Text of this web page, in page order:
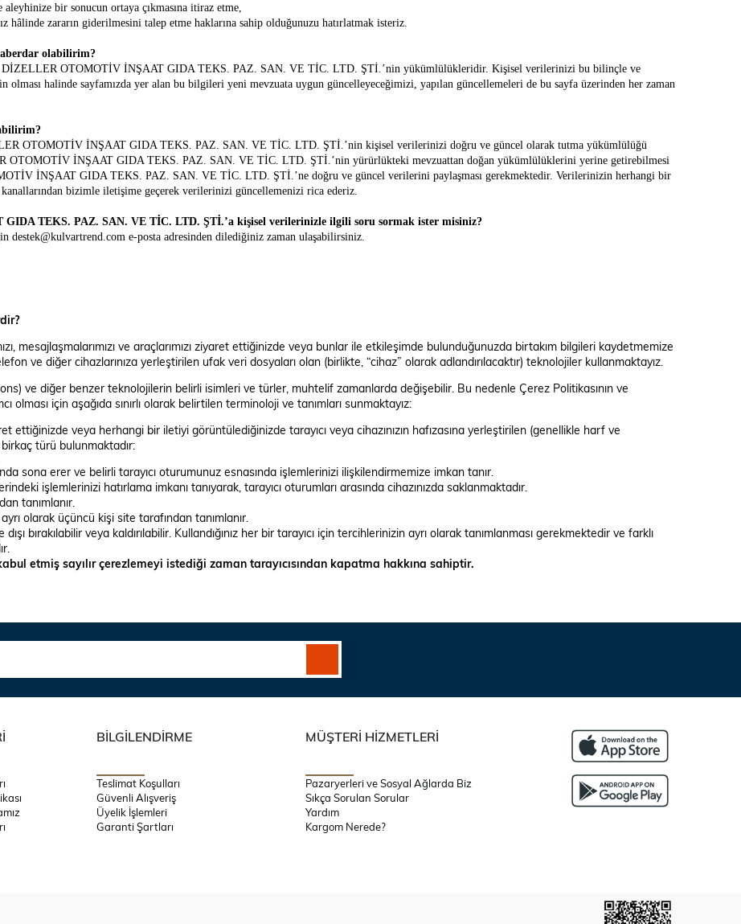
bir sonucun ortaya çıkmasına itiraz etme,
hâlinde zararın giderilmesini talep etme haklarına sahip olduğunuzu hatırlatmak isteriz.
olabilirim?
DİZELLER OTOMOTİV İNŞAAT GIDA TEKS. PAZ. SAN. VE TİC. LTD. ŞTİ.’nin yükümlülükleridir. Kişisel verilerinizi bu bilinçle ve
halinde sayfamızda yer alan bu bilgileri yeni mevzuata uygun güncelleyeceğimizi, yapılan güncellemeleri de bu sayfa üzerinden her zaman
OTOMOTİV İNŞAAT GIDA TEKS. PAZ. SAN. VE TİC. LTD. ŞTİ.’nin kişisel verilerinizi doğru ve güncel olarak tutma yükümlülüğü
OTOMOTİV İNŞAAT GIDA TEKS. PAZ. SAN. VE TİC. LTD. ŞTİ.’nin yürürlükteki mevzuattan doğan yükümlülüklerini yerine getirebilmesi
İNŞAAT GIDA TEKS. PAZ. SAN. VE TİC. LTD. ŞTİ.’ne doğru ve güncel verilerini paylaşması gerekmektedir. Verilerinizin herhangi bir
bizimle iletişime geçerek verilerinizi güncellemenizi rica ederiz.
TEKS. PAZ. SAN. VE TİC. LTD. ŞTİ.’a kişisel verilerinizle ilgili soru sormak ister misiniz?
destek@kulvartrend.com e-posta adresinden dilediğiniz zaman ulaşabilirsiniz.
mesajlaşmalarımızı ve araçlarımızı ziyaret ettiğinizde veya bunlar ile etkileşimde bulunduğunuzda birtakım bilgileri kaydetmemize
ve diğer cihazlarınıza yerleştirilen ufak veri dosyaları olan (birlikte, “cihaz” olarak adlandırılacaktır) teknolojiler kullanmaktayız.
ve diğer benzer teknolojilerin belirli isimleri ve türler, muhtelif zamanlarda değişebilir. Bu nedenle Çerez Politikasının ve
olması için aşağıda sınırlı olarak belirtilen terminoloji ve tanımları sunmaktayız:
ettiğinizde veya herhangi bir iletiyi görüntülediğinizde tarayıcı veya cihazınızın hafızasına yerleştirilen (genellikle harf ve
türü bulunmaktadır:
sona erer ve belirli tarayıcı oturumunuz esnasında işlemlerinizi ilişkilendirmemize imkan tanır.
işlemlerinizi hatırlama imkanı tanıyarak, tarayıcı oturumları arasında cihazınızda saklanmaktadır.
tanımlanır.
olarak üçüncü kişi site tarafından tanımlanır.
bırakılabilir veya kaldırılabilir. Kullandığınız her bir tarayıcı için tercihlerinizin ayrı olarak tanımlanması gerekmektedir ve farklı
etmiş sayılır çerezlemeyi istediği zaman tarayıcısından kapatma hakkına sahiptir.
BİLGİLENDİRME
Teslimat Koşulları
Güvenli Alışveriş
Üyelik İşlemleri
Garanti Şartları
MÜŞTERİ HİZMETLERİ
Pazaryerleri ve Sosyal Ağlarda Biz
Sıkça Sorulan Sorular
Yardım
Kargom Nerede?